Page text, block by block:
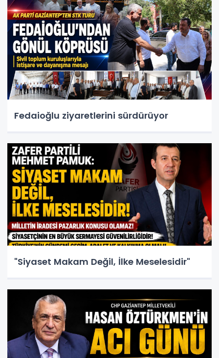
Fedaioğlu ziyaretlerini sürdürüyor
"Siyaset Makam Değil, İlke Meselesidir"